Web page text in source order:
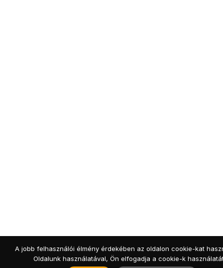
A jobb felhasználói élmény érdekében az oldalon cookie-kat
Oldalunk használatával, Ön elfogadja a cookie-k